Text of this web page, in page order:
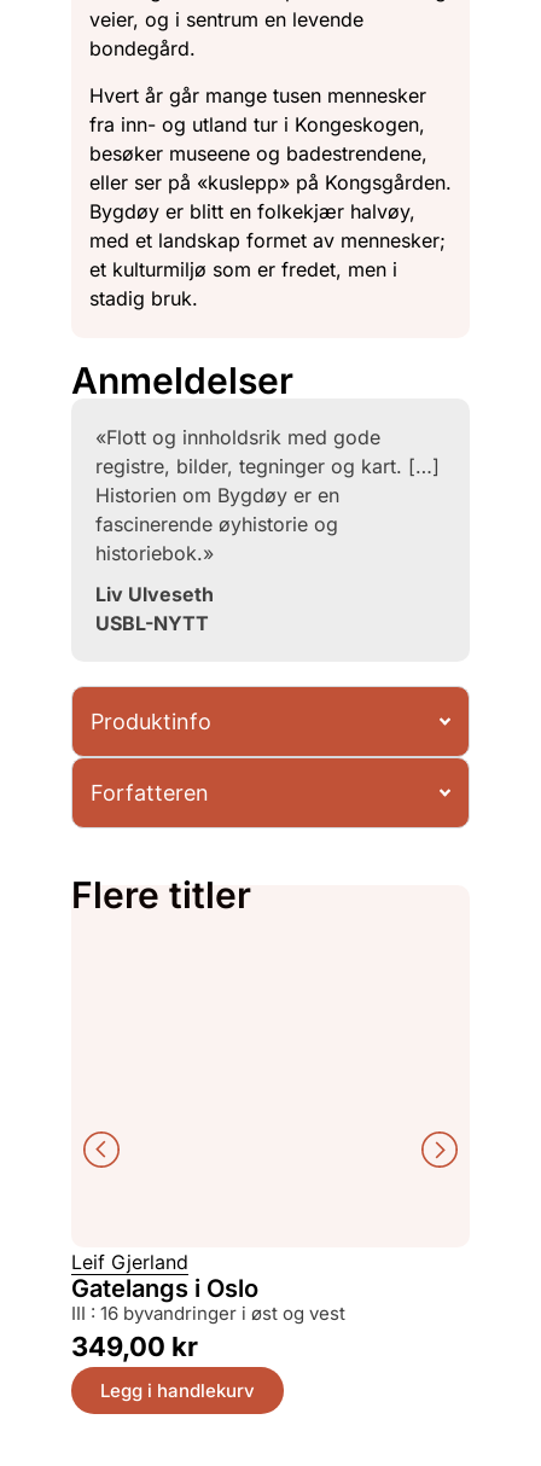
veier, og i sentrum en levende
bondegård.
Hvert år går mange tusen mennesker
fra inn- og utland tur i Kongeskogen,
besøker museene og badestrendene,
eller ser på «kuslepp» på Kongsgården.
Bygdøy er blitt en folkekjær halvøy,
med et landskap formet av mennesker;
et kulturmiljø som er fredet, men i
stadig bruk.
Anmeldelser
«Flott og innholdsrik med gode
registre, bilder, tegninger og kart. […]
Historien om Bygdøy er en
fascinerende øyhistorie og
historiebok.»
Liv Ulveseth
USBL-NYTT
Produktinfo
Forfatteren
Flere titler
Leif Gjerland
Gatelangs i Oslo
III : 16 byvandringer i øst og vest
349,00 kr
Legg i handlekurv